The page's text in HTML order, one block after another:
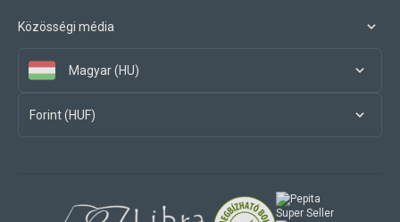
Közösségi média
Magyar (HU)
Forint (HUF)